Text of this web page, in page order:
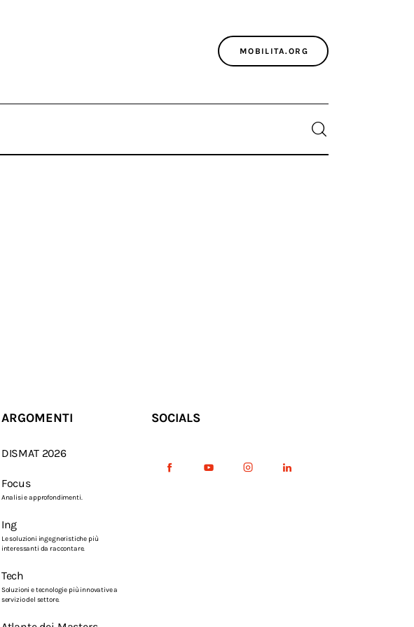
MOBILITA.ORG
ARGOMENTI
DISMAT 2026
Focus
Analisi e approfondimenti.
Ing
Le soluzioni ingegneristiche più
interessanti da raccontare.
Tech
Soluzioni e tecnologie più innovative a
servizio del settore.
SOCIALS